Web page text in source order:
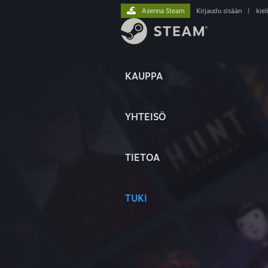
KAUPPA
YHTEISÖ
TIETOA
TUKI
Asenna Steam Kirjaudu sisään kieli